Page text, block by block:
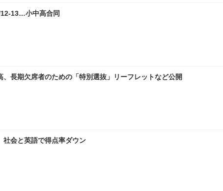
13…小中高合同
、長期欠席者のための「特別選抜」リーフレットなど公開
社会と英語で得点率ダウン